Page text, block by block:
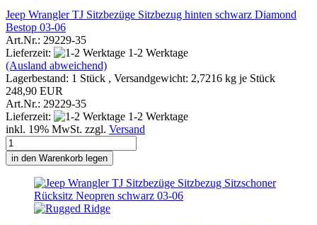
Jeep Wrangler TJ Sitzbezüge Sitzbezug hinten schwarz Diamond
Bestop 03-06
Art.Nr.: 29229-35
Lieferzeit:
1-2 Werktage
(Ausland abweichend)
Lagerbestand: 1 Stück , Versandgewicht: 2,7216 kg je Stück
248,90 EUR
Art.Nr.: 29229-35
Lieferzeit:
1-2 Werktage
inkl. 19% MwSt. zzgl. Versand
in den Warenkorb legen